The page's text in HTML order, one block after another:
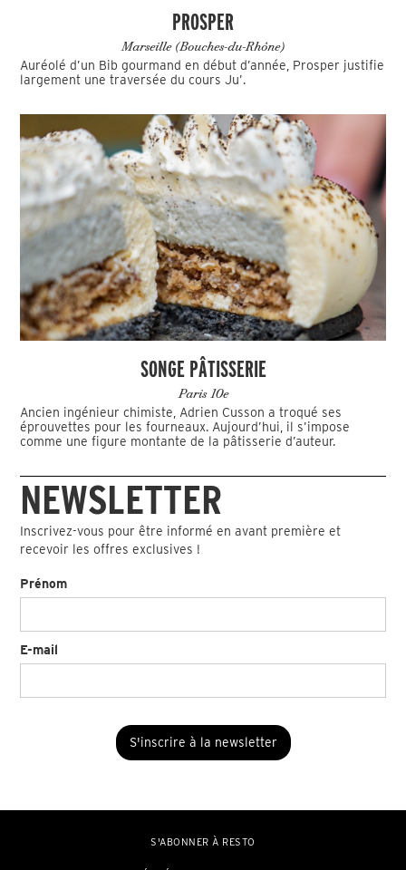
PROSPER
Marseille (Bouches-du-Rhône)
Auréolé d’un Bib gourmand en début d’année, Prosper justifie
largement une traversée du cours Ju’.
SONGE PÂTISSERIE
Paris 10e
Ancien ingénieur chimiste, Adrien Cusson a troqué ses
éprouvettes pour les fourneaux. Aujourd’hui, il s’impose
comme une figure montante de la pâtisserie d’auteur.
NEWSLETTER
Inscrivez-vous pour être informé en avant première et
recevoir les offres exclusives !
Prénom
E-mail
S'ABONNER À RESTO